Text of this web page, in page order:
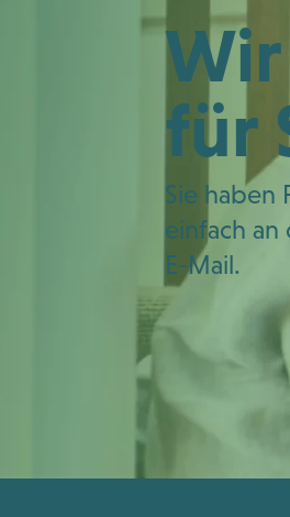
für
Sie haben
einfach an
E-Mail.